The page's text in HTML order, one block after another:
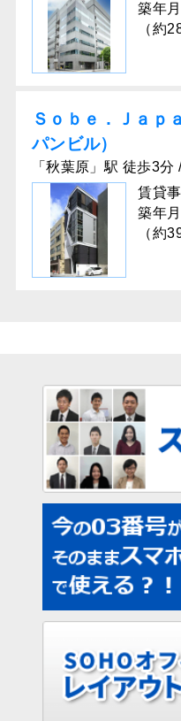
築年
（約
Ｓｏｂｅ．Ｊａｐ
パンビル）
「秋葉原」駅 徒歩3
賃貸
築年
（約